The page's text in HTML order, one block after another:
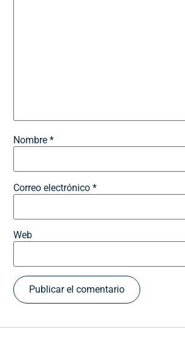
Nombre*
Correo electrónico*
Web